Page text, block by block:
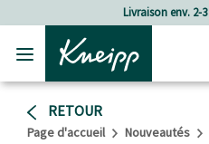
Passer au contenu principal
Passer au contenu du pied de page
Livraison env. 2-3 jours de travail
RETOUR
Page d'accueil Nouveautés